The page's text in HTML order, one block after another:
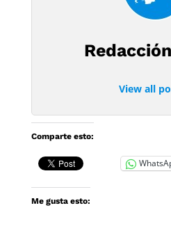
View all
Comparte esto:
Me gusta esto: